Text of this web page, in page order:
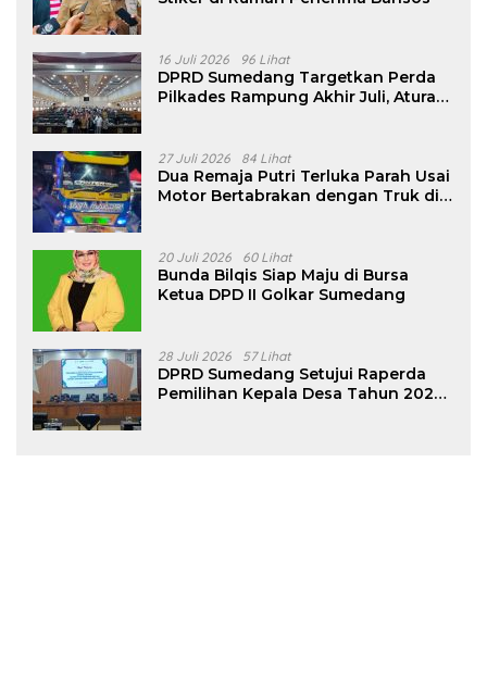
16 Juli 2026 96 Lihat
DPRD Sumedang Targetkan Perda
Pilkades Rampung Akhir Juli, Aturan
27 Juli 2026 84 Lihat
Dua Remaja Putri Terluka Parah Usai
Motor Bertabrakan dengan Truk di
20 Juli 2026 60 Lihat
Bunda Bilqis Siap Maju di Bursa
Ketua DPD II Golkar Sumedang
28 Juli 2026 57 Lihat
DPRD Sumedang Setujui Raperda
Pemilihan Kepala Desa Tahun 2026